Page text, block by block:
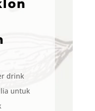
drink
untuk